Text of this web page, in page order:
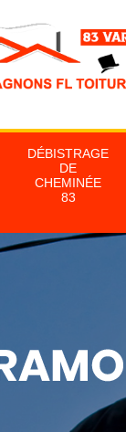
DÉBISTRAGE
DE
CHEMINÉE
83